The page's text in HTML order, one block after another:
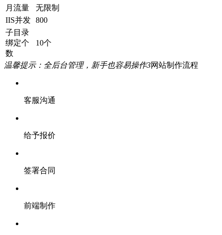
月流量
无限制
IIS并发 800
子目录
绑定个
数
10个
温馨提示：全后台管理，新手也容易操作3网站制作流程
客服沟通
给予报价
签署合同
前端制作